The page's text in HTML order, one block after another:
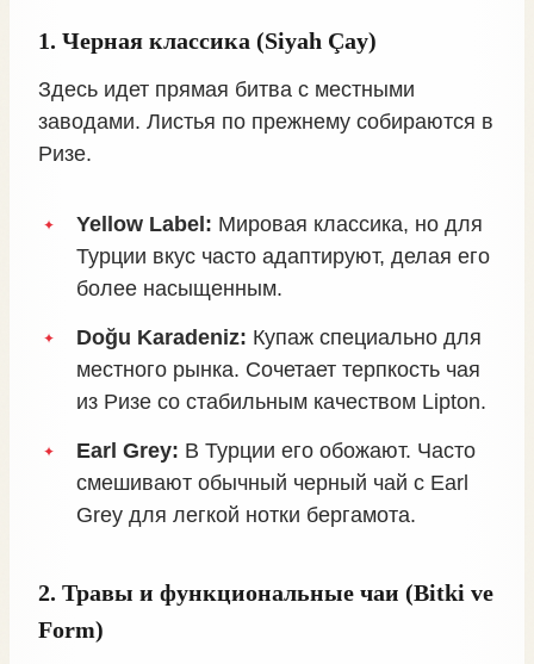
1. Черная классика (Siyah Çay)
Здесь идет прямая битва с местными
заводами. Листья по прежнему собираются в
Ризе.
Yellow Label: Мировая классика, но для
Турции вкус часто адаптируют, делая его
более насыщенным.
Doğu Karadeniz: Купаж специально для
местного рынка. Сочетает терпкость чая
из Ризе со стабильным качеством Lipton.
Earl Grey: В Турции его обожают. Часто
смешивают обычный черный чай с Earl
Grey для легкой нотки бергамота.
2. Травы и функциональные чаи (Bitki ve
Form)